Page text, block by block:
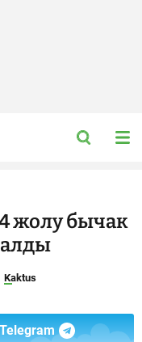
жолу бычак
Kaktus
Telegram